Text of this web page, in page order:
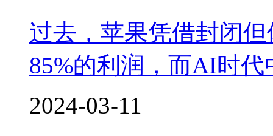
过去，苹果凭借封闭
85%的利润，而AI时
2024-03-11